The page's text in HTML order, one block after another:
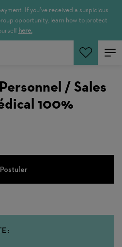
If you’ve received a suspicious
opportunity, learn how to protect
here.
/ Sales
100%
Postuler